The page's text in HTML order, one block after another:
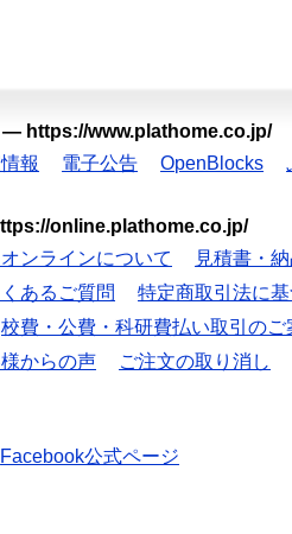
— https://www.plathome.co.jp/
報 電子公告 OpenBlocks
online.plathome.co.jp/
ンラインについて
見積書・
あるご質問
特定商取引法に
校費・公費・科研費払い取引のご
からの声 ご注文の取り消し
Facebook公式ページ